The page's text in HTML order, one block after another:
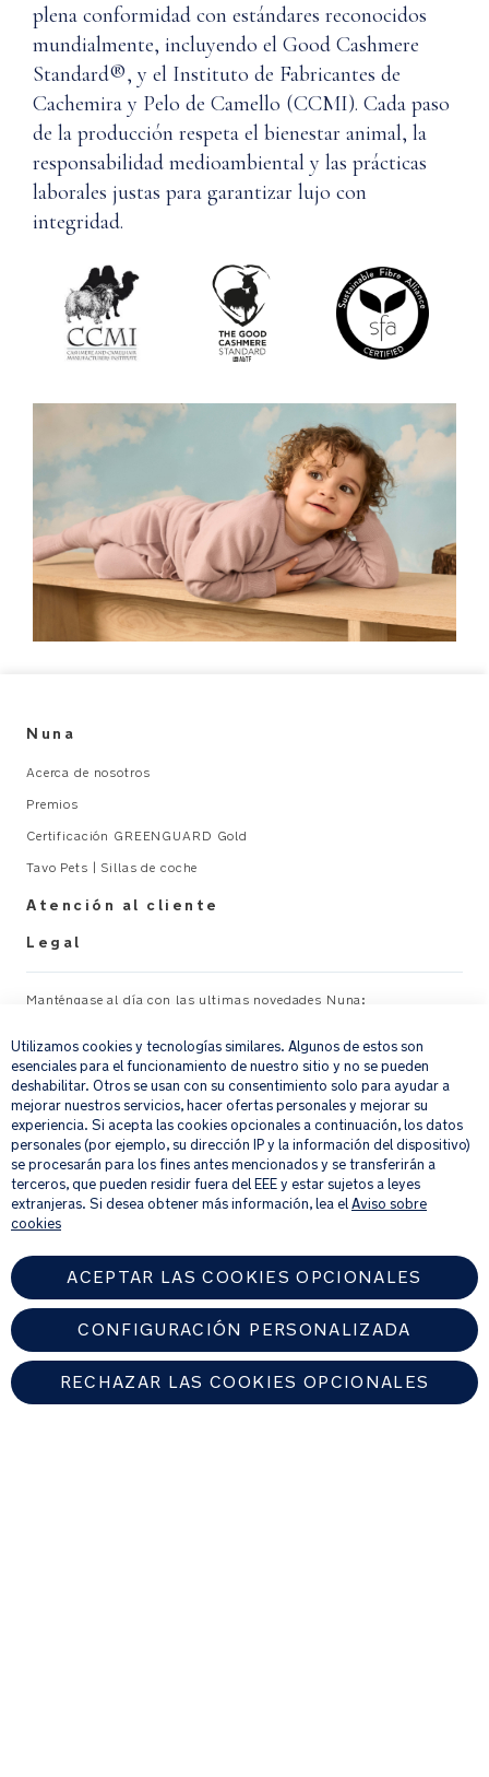
plena conformidad con estándares reconocidos
mundialmente, incluyendo el Good Cashmere
Standard®, y el Instituto de Fabricantes de
Cachemira y Pelo de Camello (CCMI). Cada paso
de la producción respeta el bienestar animal, la
responsabilidad medioambiental y las prácticas
laborales justas para garantizar lujo con
integridad.
Nuna
Acerca de nosotros
Premios
Certificación GREENGUARD Gold
Tavo Pets | Sillas de coche
Atención al cliente
Legal
Manténgase al día con las ultimas novedades Nuna:
Su correo electrónico REGISTRAR
Al proporcionar tu dirección de correo electrónico, aceptas recibir por
correo electrónico nuestro boletín de noticias e información sobre
productos y ofertas que creamos que puedan ser de tu interés.
Si quieres más información sobre cómo procesamos tus datos personales,
consulta nuestro
aviso de privacidad
Utilizamos cookies y tecnologías similares. Algunos de estos son
esenciales para el funcionamiento de nuestro sitio y no se pueden
deshabilitar. Otros se usan con su consentimiento solo para ayudar a
mejorar nuestros servicios, hacer ofertas personales y mejorar su
experiencia. Si acepta las cookies opcionales a continuación, los datos
personales (por ejemplo, su dirección IP y la información del dispositivo)
se procesarán para los fines antes mencionados y se transferirán a
terceros, que pueden residir fuera del EEE y estar sujetos a leyes
extranjeras. Si desea obtener más información, lea elAviso sobre
cookies
ACEPTAR LAS COOKIES OPCIONALES
CONFIGURACIÓN PERSONALIZADA
RECHAZAR LAS COOKIES OPCIONALES